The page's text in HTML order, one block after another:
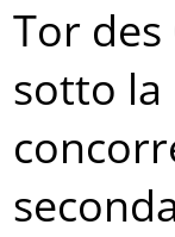
Tor
sotto la